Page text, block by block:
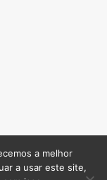
a melhor
a usar este site,